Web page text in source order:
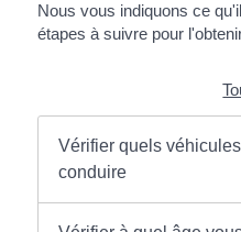
Nous vous indiquons ce
étapes à suivre pour
Vérifier quels
conduire